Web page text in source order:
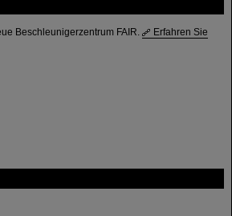
Beschleunigerzentrum FAIR.
Erfahren Sie